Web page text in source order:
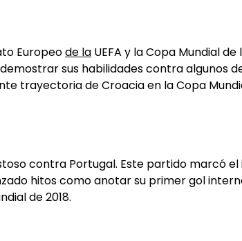
Europeode la UEFA y la Copa Mundial de
sus habilidades contra algunos
trayectoria de Croacia en la Copa
contra Portugal. Este partido marcó el
hitos como anotar su primer gol
de 2018.